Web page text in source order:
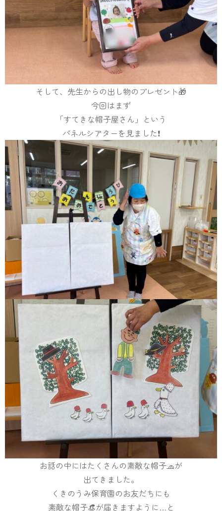
そして、先生からの出し物のプレゼント🎁
今回はまず
「すてきな帽子屋さん」という
パネルシアターを見ました❗️
お話の中にはたくさんの素敵な帽子🧢が
出てきました。
くきのうみ保育園のお友だちにも
素敵な帽子👒が届きますように…と